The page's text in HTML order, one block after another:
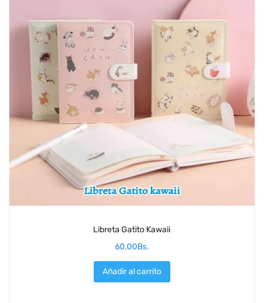
Libreta Gatito Kawaii
60,00Bs.
Añadir al carrito